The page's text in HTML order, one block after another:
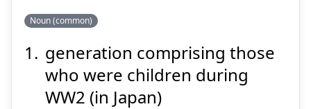
焼
け
跡
世
代
や
あと
せ
だい
Noun (common)
generation comprising those
who were children during
WW2 (in Japan)